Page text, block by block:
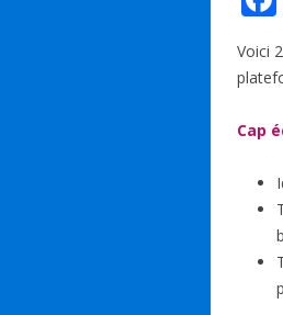
Voici
Cap